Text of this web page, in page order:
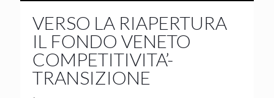
VERSO LA RIAPERTURA
IL FONDO VENETO
COMPETITIVITA’-
TRANSIZIONE